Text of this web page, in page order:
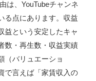
は、YouTubeチャンネ
る点にあります。収益
益という安定したキャ
数・再生数・収益実績
（バリュエーショ
で言えば「家賃収入の